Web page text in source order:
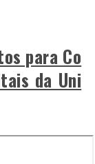
para Co
da Uni